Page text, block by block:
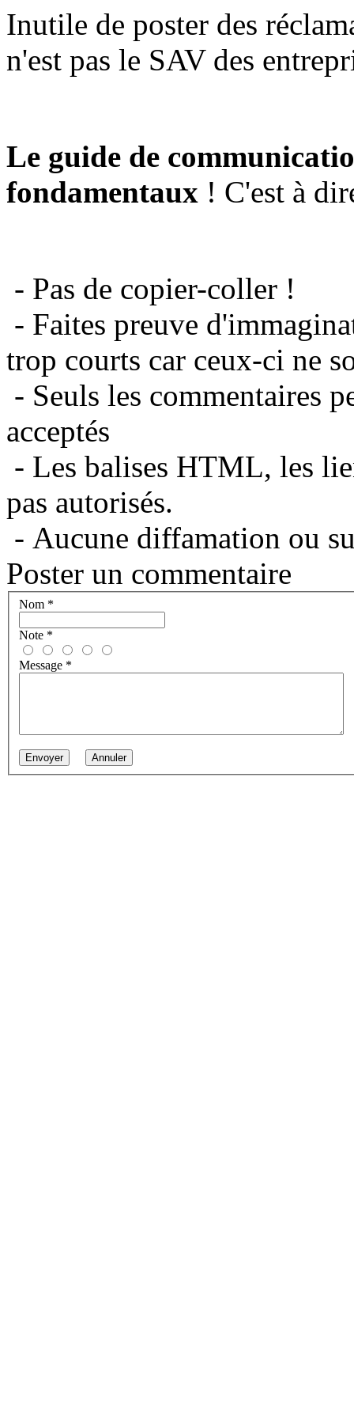
Inutile de poster des
n'est pas le SAV des
Le guide de
fondamentaux ! C'est à
- Pas de copier-coller !
- Faites preuve
trop courts car ceux-ci ne
- Seuls les commentaires
acceptés
- Les balises HTML, les
pas autorisés.
- Aucune diffamation ou
Poster un commentaire
Nom *
Note *
Message *